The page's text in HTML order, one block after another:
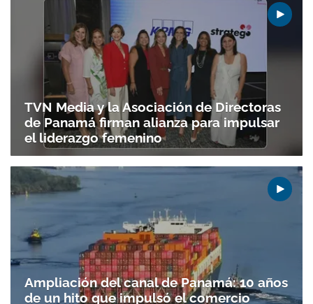
Gracias por suscribirte a nuestro boletín.
ACEPTAR
TVN Media y la Asociación de Directoras
de Panamá firman alianza para impulsar
el liderazgo femenino
Ampliación del canal de Panamá: 10 años
de un hito que impulsó el comercio